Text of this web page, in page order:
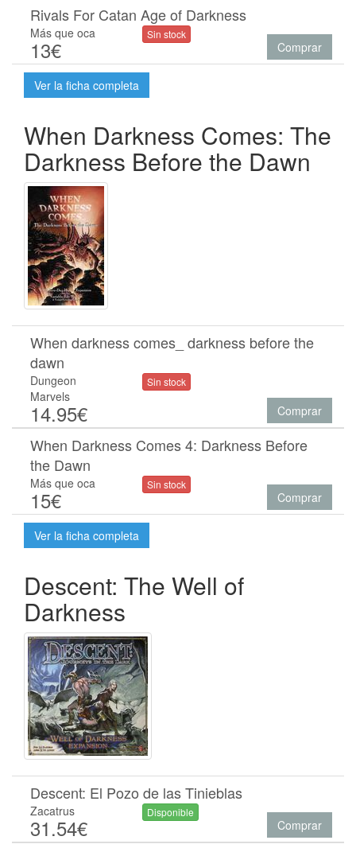
Rivals For Catan Age of Darkness
Más que oca
13€
Sin stock
Comprar
Ver la ficha completa
When Darkness Comes: The
Darkness Before the Dawn
When darkness comes_ darkness before the
dawn
Dungeon
Marvels
14.95€
Sin stock
Comprar
When Darkness Comes 4: Darkness Before
the Dawn
Más que oca
15€
Sin stock
Comprar
Ver la ficha completa
Descent: The Well of
Darkness
Descent: El Pozo de las Tinieblas
Zacatrus
31.54€
Disponible
Comprar